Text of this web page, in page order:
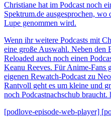
Christiane hat im Podcast noch
Spektrum.de ausgesprochen,
Lupe genommen wird.
Wenn ihr weitere Podcasts mit
eine große Auswahl. Neben den
Reloaded auch noch einen
Keanu Reeves. Für Anime-Fans
eigenen Rewatch-Podcast zu
Rantvoll geht es um kleine und
noch Podcastnachschub
[podlove-episode-web-player]